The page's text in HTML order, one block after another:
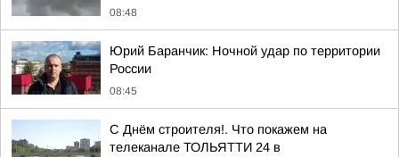
08:48
Юрий Баранчик: Ночной удар по территории
России
08:45
С Днём строителя!. Что покажем на
телеканале ТОЛЬЯТТИ 24 в